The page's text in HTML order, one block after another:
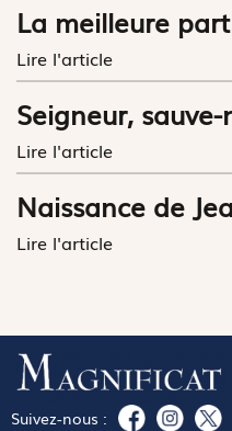
La meilleure part
Lire l'article
Seigneur, sauve-
Lire l'article
Naissance de
Lire l'article
Suivez-nous :